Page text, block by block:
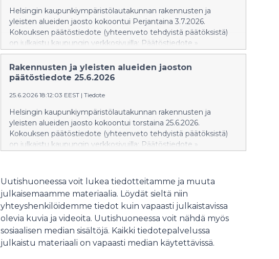
ja katujen kunnallistekniikkaa
uusitaan.
Helsingin kaupunkiympäristölautakunnan rakennusten ja
yleisten alueiden jaosto kokoontui Perjantaina 3.7.2026.
Kokouksen päätöstiedote (yhteenveto tehdyistä päätöksistä)
on julkaistu kaupungin verkkosivuilla: Päätöstiedote »
Päätöstiedote näkyy verkkosivuilla siihen asti kun
kokouksen pöytäkirja julkaistaan. Pöytäkirja korvaa
valmistuttuaan päätöstiedotteen. Rakennusten ja yleisten
Rakennusten ja yleisten alueiden jaoston
päätöstiedote 25.6.2026
25.6.2026 18:12:03 EEST | Tiedote
Helsingin kaupunkiympäristölautakunnan rakennusten ja
yleisten alueiden jaosto kokoontui torstaina 25.6.2026.
Kokouksen päätöstiedote (yhteenveto tehdyistä päätöksistä)
on julkaistu kaupungin verkkosivuilla: Päätöstiedote »
valmistuttuaan päätöstiedotteen. Rakennusten ja yleisten
alueiden jaoston seuraava kokous on perjantaina 3.7.2026.
Uutishuoneessa voit lukea tiedotteitamme ja muuta
julkaisemaamme materiaalia. Löydät sieltä niin
yhteyshenkilöidemme tiedot kuin vapaasti julkaistavissa
olevia kuvia ja videoita. Uutishuoneessa voit nähdä myös
sosiaalisen median sisältöjä. Kaikki tiedotepalvelussa
julkaistu materiaali on vapaasti median käytettävissä.